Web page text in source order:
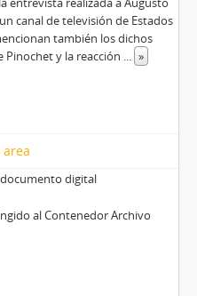
canal de televisión de Estados
también los dichos
Pinochet y la reacción ... »
digital
al Contenedor Archivo